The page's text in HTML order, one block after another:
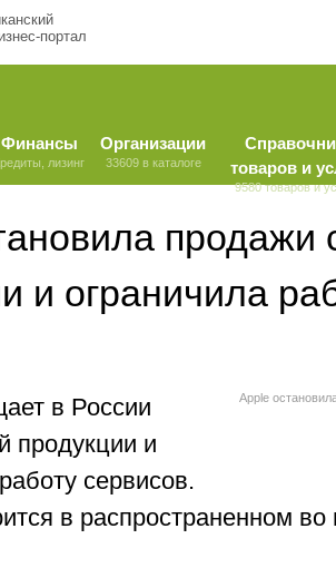
портал
Финансы
лизинг
Организации
33609 в каталоге
товаров и
9580 товаров и
продажи
и ограничила
Apple
в России
продукции и
сервисов.
в распространенном во